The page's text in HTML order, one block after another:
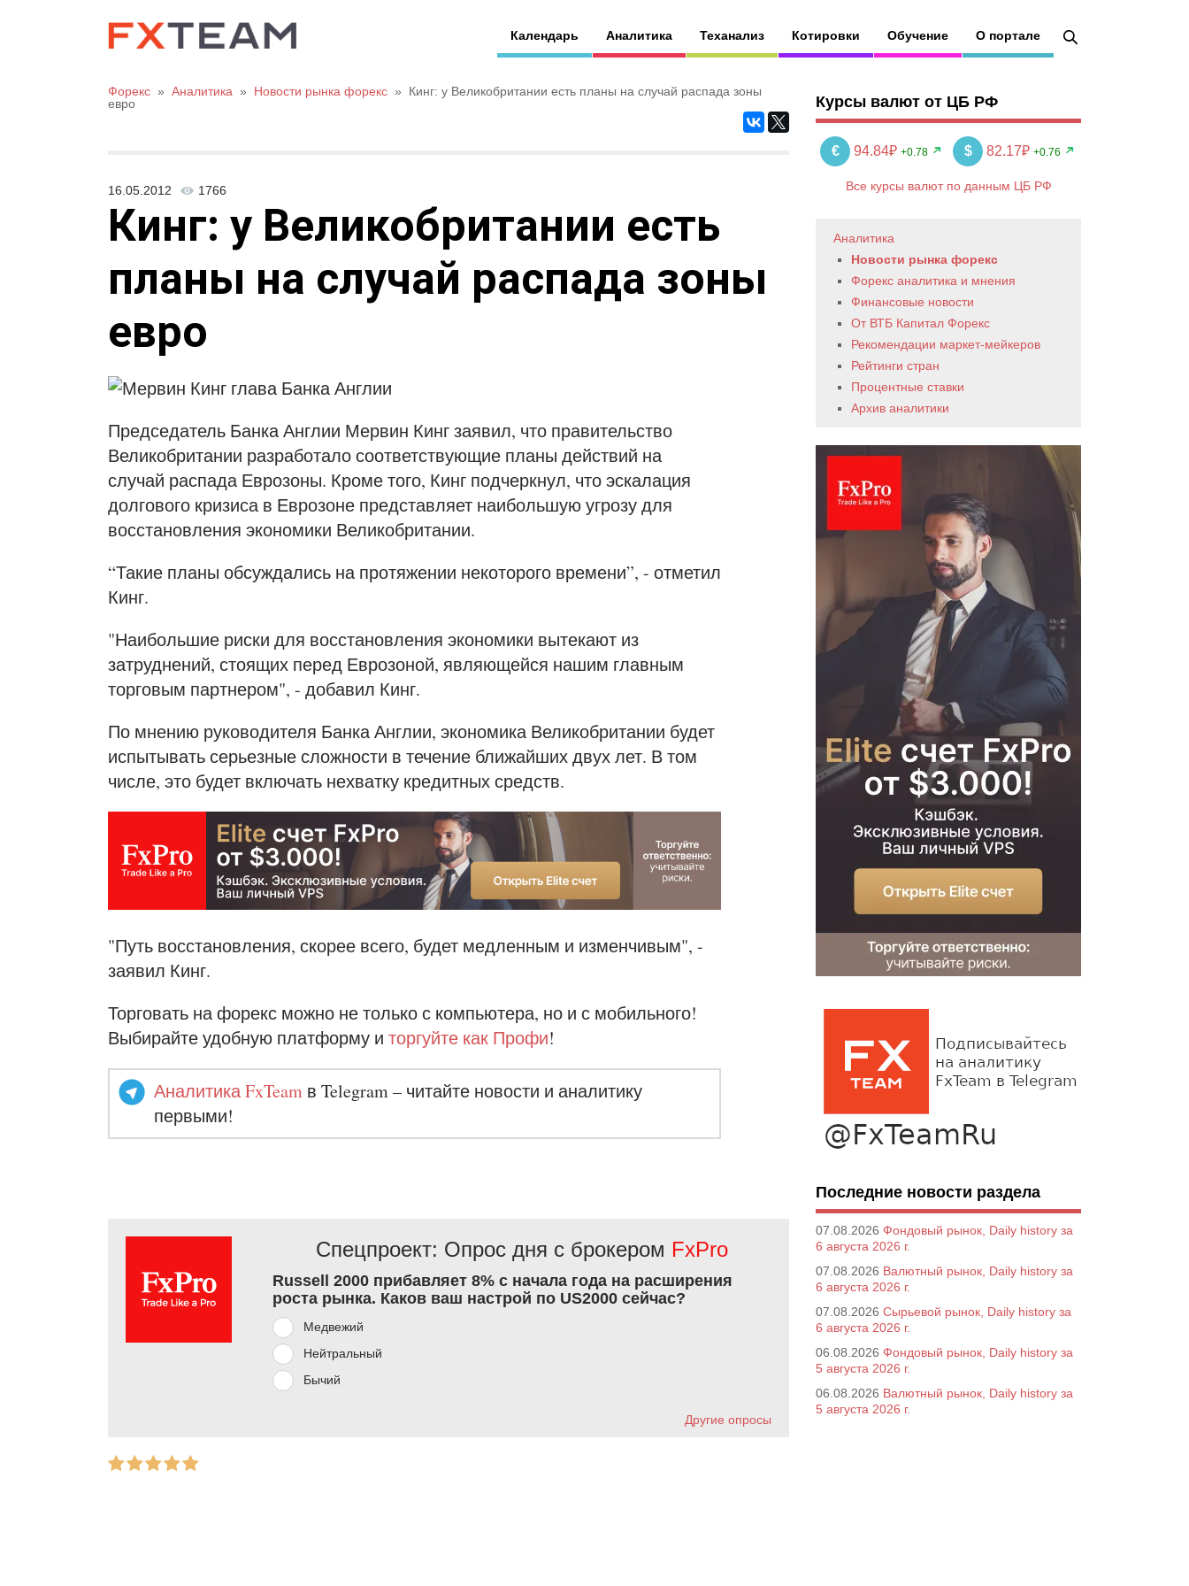
Календарь Аналитика Теханализ Котировки Обучение О портале
Форекс » Аналитика » Новости рынка форекс »
Кинг: у Великобритании есть планы на случай распада зоны
евро
16.05.2012 1766
Кинг: у Великобритании есть
планы на случай распада зоны
евро
Председатель Банка Англии Мервин Кинг заявил, что правительство
Великобритании разработало соответствующие планы действий на
случай распада Еврозоны. Кроме того, Кинг подчеркнул, что эскалация
долгового кризиса в Еврозоне представляет наибольшую угрозу для
восстановления экономики Великобритании.
“Такие планы обсуждались на протяжении некоторого времени”, - отметил
Кинг.
"Наибольшие риски для восстановления экономики вытекают из
затруднений, стоящих перед Еврозоной, являющейся нашим главным
торговым партнером", - добавил Кинг.
По мнению руководителя Банка Англии, экономика Великобритании будет
испытывать серьезные сложности в течение ближайших двух лет. В том
числе, это будет включать нехватку кредитных средств.
"Путь восстановления, скорее всего, будет медленным и изменчивым", -
заявил Кинг.
Торговать на форекс можно не только с компьютера, но и с мобильного!
Выбирайте удобную платформу и торгуйте как Профи!
Аналитика FxTeam в Telegram – читайте новости и аналитику
первыми!
Спецпроект: Опрос дня с брокером FxPro
Russell 2000 прибавляет 8% с начала года на расширения
роста рынка. Каков ваш настрой по US2000 сейчас?
Медвежий
Нейтральный
Бычий
Другие опросы
Курсы валют от ЦБ РФ
€ 94.84₽ +0.78 $ 82.17₽ +0.76
Все курсы валют по данным ЦБ РФ
Аналитика
Новости рынка форекс
Форекс аналитика и мнения
Финансовые новости
От ВТБ Капитал Форекс
Рекомендации маркет-мейкеров
Рейтинги стран
Процентные ставки
Архив аналитики
Последние новости раздела
07.08.2026 Фондовый рынок, Daily history за
6 августа 2026 г.
07.08.2026 Валютный рынок, Daily history за
6 августа 2026 г.
07.08.2026 Сырьевой рынок, Daily history за
6 августа 2026 г.
06.08.2026 Фондовый рынок, Daily history за
5 августа 2026 г.
06.08.2026 Валютный рынок, Daily history за
5 августа 2026 г.